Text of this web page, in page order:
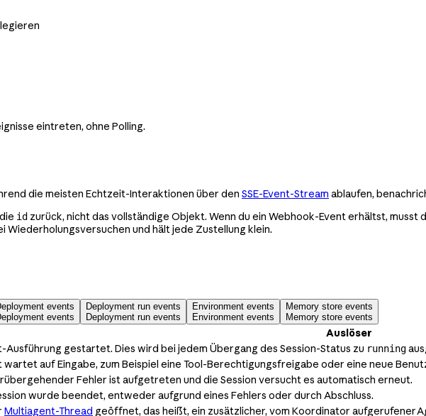
eintreten, ohne Polling.
die meisten Echtzeit-Interaktionen über den SSE-Event-Stream ablaufen,
id zurück, nicht das vollständige Objekt. Wenn du ein Webhook-Event erhältst, musst
und hält jede Zustellung klein.
events
events
Deployment run events
Deployment run events
Environment events
Environment events
Memory store events
Memory store events
Auslöser
Ausführung gestartet. Dies wird bei jedem Übergang des Session-Status zu running
wartet auf Eingabe, zum Beispiel eine Tool-Berechtigungsfreigabe oder eine neue
Fehler ist aufgetreten und die Session versucht es automatisch erneut.
wurde beendet, entweder aufgrund eines Fehlers oder durch Abschluss.
Multiagent-Thread geöffnet, das heißt, ein zusätzlicher, vom Koordinator aufgerufener